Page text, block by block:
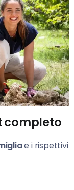
completo
e i rispettivi